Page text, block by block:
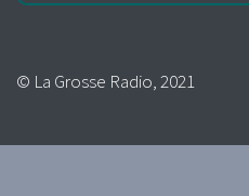
© La Grosse Radio, 2021